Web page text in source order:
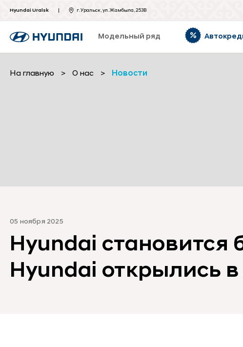
Hyundai Uralsk г. Уральск, ул. Жамбыла, 253В
Модельный ряд
На главную > О нас > Новости
05 ноября 2025
Hyundai
Hyundai открылись